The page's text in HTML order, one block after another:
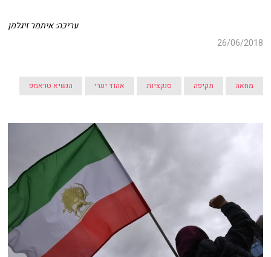
עריכה: איתמר זיגלמן
26/06/2018
מחאה תקיפה סנקציות אהוד יערי הנשיא טראמפ